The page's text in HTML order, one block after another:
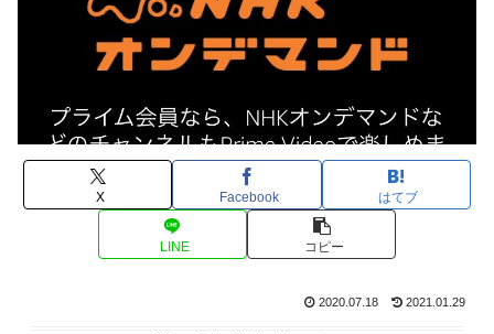
X Facebook はてブ
LINE コピー
2020.07.18 2021.01.29